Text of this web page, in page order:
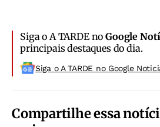
Siga o A TARDE noGoogle
principais destaques do dia.
Siga o A TARDE no Google
Compartilhe essa